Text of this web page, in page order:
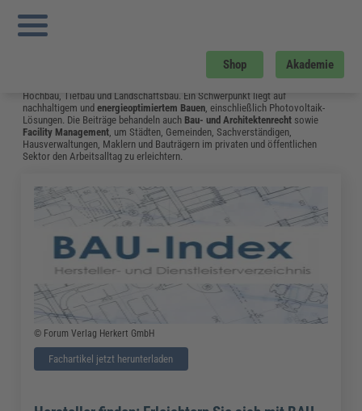
Shop Akademie
Sie sind hier:
Seite 10
Bau und Gebäudemanagement
Vom Neubau bis hin zum Umgang mit Bauschäden: Das Fachwissen aus dem
Hochbau, Tiefbau und Landschaftsbau. Ein Schwerpunkt liegt auf
nachhaltigem undenergieoptimiertem Bauen, einschließlich Photovoltaik-
Lösungen. Die Beiträge behandeln auch Bau- und Architektenrecht sowie
Facility Management, um Städten, Gemeinden, Sachverständigen,
Hausverwaltungen, Maklern und Bauträgern im privaten und öffentlichen
Sektor den Arbeitsalltag zu erleichtern.
© Forum Verlag Herkert GmbH
Fachartikel jetzt herunterladen